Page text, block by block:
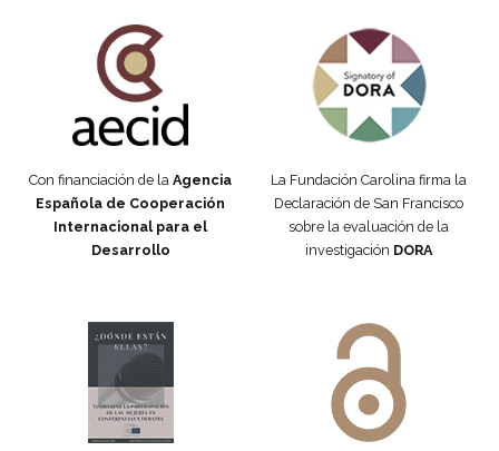
Con financiación de la Agencia
Española de Cooperación
Internacional para el
Desarrollo
La Fundación Carolina firma la
Declaración de San Francisco
sobre la evaluación de la
investigación DORA